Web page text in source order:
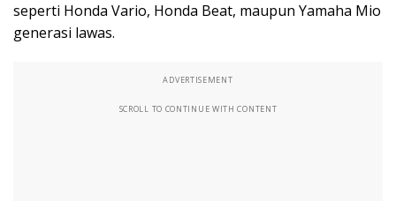
seperti Honda Vario, Honda Beat, maupun Yamaha Mio
generasi lawas.
ADVERTISEMENT
SCROLL TO CONTINUE WITH CONTENT